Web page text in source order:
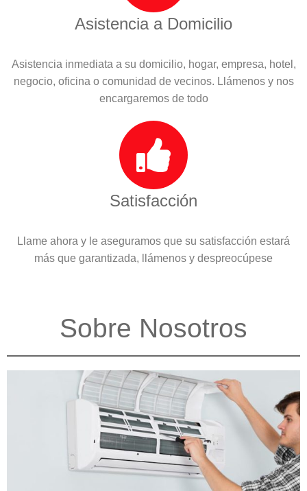
Asistencia a Domicilio
Asistencia inmediata a su domicilio, hogar, empresa, hotel,
negocio, oficina o comunidad de vecinos. Llámenos y nos
encargaremos de todo
Satisfacción
Llame ahora y le aseguramos que su satisfacción estará
más que garantizada, llámenos y despreocúpese
Sobre Nosotros